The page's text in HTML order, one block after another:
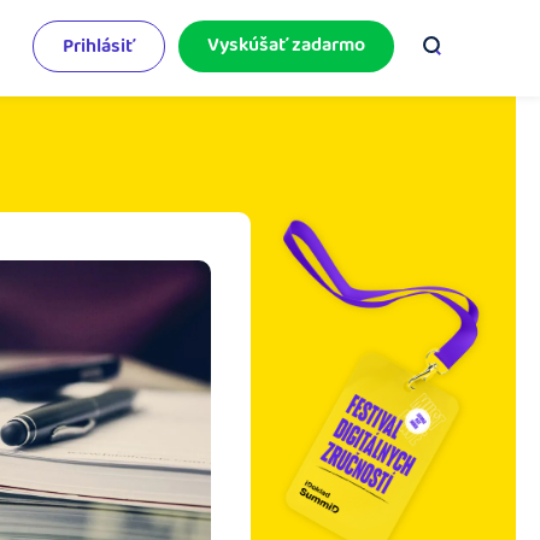
Pracujete v iDoklade a potrebujete poradiť?
Prihlásiť Vyskúšať zadarmo